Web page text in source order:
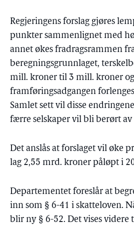
Regjeringens forslag gjøres
punkter sammenlignet med
annet økes fradragsrammen
beregningsgrunnlaget,
mill. kroner til 3 mill. kroner og
framføringsadgangen
Samlet sett vil disse
færre selskaper vil bli berørt av
Det anslås at forslaget vil øke
lag 2,55 mrd. kroner påløpt i
Departementet foreslår at
inn som § 6-41 i skatteloven.
blir ny § 6-52. Det vises